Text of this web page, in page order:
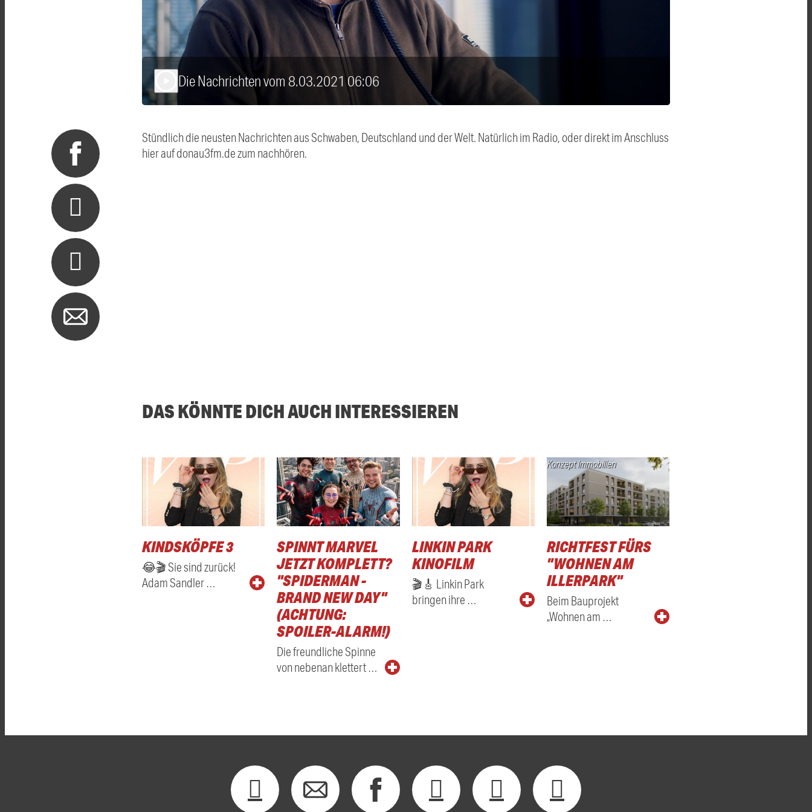
Die Nachrichten vom 8.03.2021 06:06
Stündlich die neusten Nachrichten aus Schwaben, Deutschland und der Welt. Natürlich im Radio, oder direkt im Anschluss
hier auf donau3fm.de zum nachhören.
DAS KÖNNTE DICH AUCH INTERESSIEREN
KINDSKÖPFE 3
😂🎬 Sie sind zurück!
Adam Sandler …
SPINNT MARVEL
JETZT KOMPLETT?
"SPIDERMAN -
BRAND NEW DAY"
(ACHTUNG:
SPOILER-ALARM!)
Die freundliche Spinne
von nebenan klettert …
LINKIN PARK
KINOFILM
🎬🎸 Linkin Park
bringen ihre …
Konzept Immobilien
RICHTFEST FÜRS
"WOHNEN AM
ILLERPARK"
Beim Bauprojekt
„Wohnen am …